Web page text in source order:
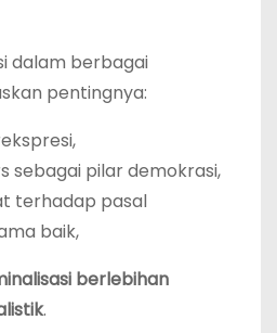
dalam berbagai
pentingnya:
sebagai pilar demokrasi,
terhadap pasal
baik,
berlebihan
.